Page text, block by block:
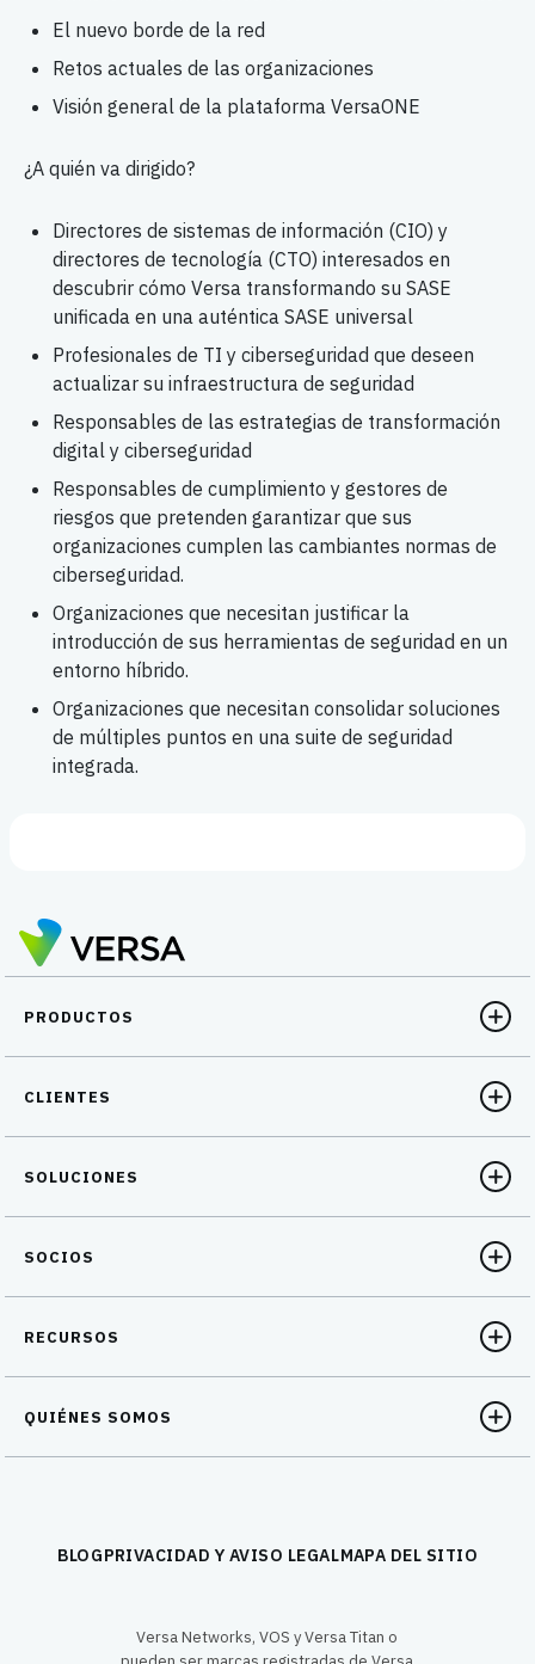
El nuevo borde de la red
Retos actuales de las organizaciones
Visión general de la plataforma VersaONE
¿A quién va dirigido?
Directores de sistemas de información (CIO) y
directores de tecnología (CTO) interesados en
descubrir cómo Versa transformando su SASE
unificada en una auténtica SASE universal
Profesionales de TI y ciberseguridad que deseen
actualizar su infraestructura de seguridad
Responsables de las estrategias de transformación
digital y ciberseguridad
Responsables de cumplimiento y gestores de
riesgos que pretenden garantizar que sus
organizaciones cumplen las cambiantes normas de
ciberseguridad.
Organizaciones que necesitan justificar la
introducción de sus herramientas de seguridad en un
entorno híbrido.
Organizaciones que necesitan consolidar soluciones
de múltiples puntos en una suite de seguridad
integrada.
PRODUCTOS
CLIENTES
SOLUCIONES
SOCIOS
RECURSOS
QUIÉNES SOMOS
BLOGPRIVACIDAD Y AVISO LEGALMAPA DEL SITIO
Versa Networks, VOS y Versa Titan o